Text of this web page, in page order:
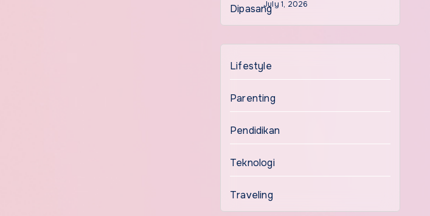
July 1, 2026
Lifestyle
Parenting
Pendidikan
Teknologi
Traveling